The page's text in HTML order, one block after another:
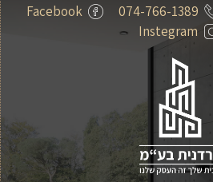
074-766-1389
Facebook
Instegram